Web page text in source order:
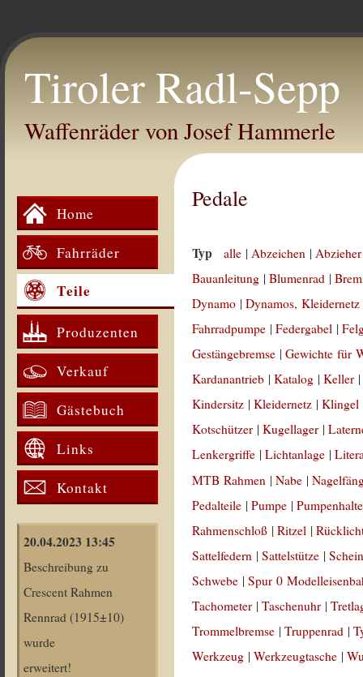
Tiroler Radl-Sepp
Waffenräder von Josef Hammerle
Home
Fahrräder
Teile
Produzenten
Verkauf
Gästebuch
Links
Kontakt
20.04.2023 13:45
Beschreibung zu
Crescent Rahmen
Rennrad (1915±10)
wurde
erweitert!
Pedale
Typ alle |Abzeichen |
Bauanleitung |Blumenrad |
Dynamo |Dynamos, Kleidernetz
Fahrradpumpe |Federgabel |
Gestängebremse |Gewichte für
Kardanantrieb |Katalog |Keller
Kindersitz |Kleidernetz |Klingel
Kotschützer |Kugellager |
Lenkergriffe |Lichtanlage |
MTB Rahmen |Nabe |
Pedalteile |Pumpe |
Rahmenschloß |Ritzel |
Sattelfedern |Sattelstütze |
Schwebe |Spur 0
Tachometer |Taschenuhr |
Trommelbremse |Truppenrad |
Werkzeug |Werkzeugtasche |